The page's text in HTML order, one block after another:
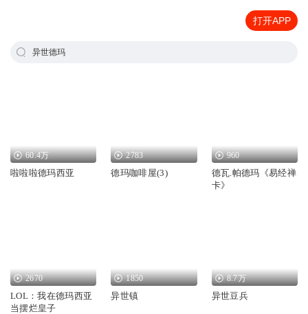
打开APP
异世德玛
60.4万
啦啦啦德玛西亚
2783
德玛咖啡屋(3)
960
德瓦.帕德玛《易经禅
卡》
2670
LOL：我在德玛西亚
当摆烂皇子
1850
异世镇
8.7万
异世豆兵